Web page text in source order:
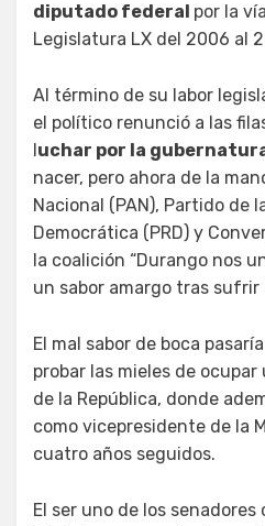
diputado federal por la
Legislatura LX del 2006 al
Al término de su labor
el político renunció a las
luchar por la
nacer, pero ahora de la
Nacional (PAN), Partido de
Democrática (PRD) y
la coalición “Durango nos
un sabor amargo tras sufrir
El mal sabor de boca
probar las mieles de
de la República, donde
como vicepresidente de la
cuatro años seguidos.
El ser uno de los